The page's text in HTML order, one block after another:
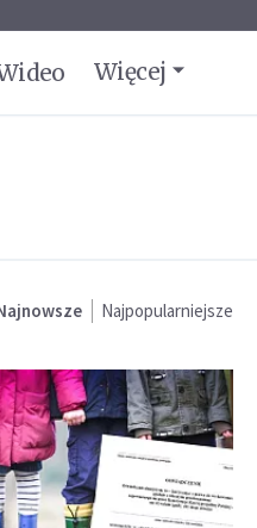
Więcej
Najpopularniejsze